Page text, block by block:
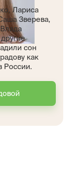
Лариса
Зверева,
сон
как
России.